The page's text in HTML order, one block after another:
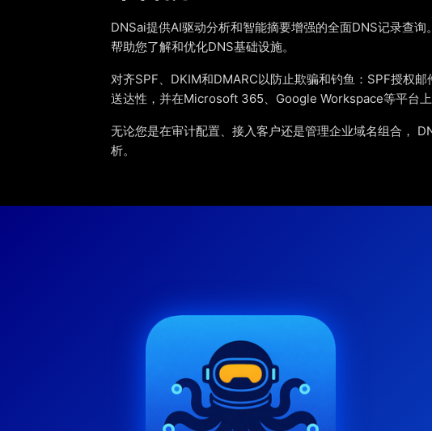
DNSai提供AI驱动分析和智能摘要增强的全面DNS记录查
帮助您了解和优化DNS基础设施。
对齐SPF、DKIM和DMARC以防止欺骗和钓鱼：SPF授权
送达性，并在Microsoft 365、Google Workspace等平台上
无论您是在审计配置、接入客户还是管理企业域名组合，
析。